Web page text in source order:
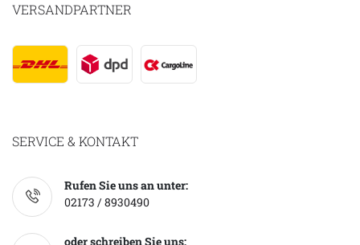
VERSANDPARTNER
SERVICE & KONTAKT
Rufen Sie uns an unter:
02173 / 8930490
oder schreiben Sie uns: